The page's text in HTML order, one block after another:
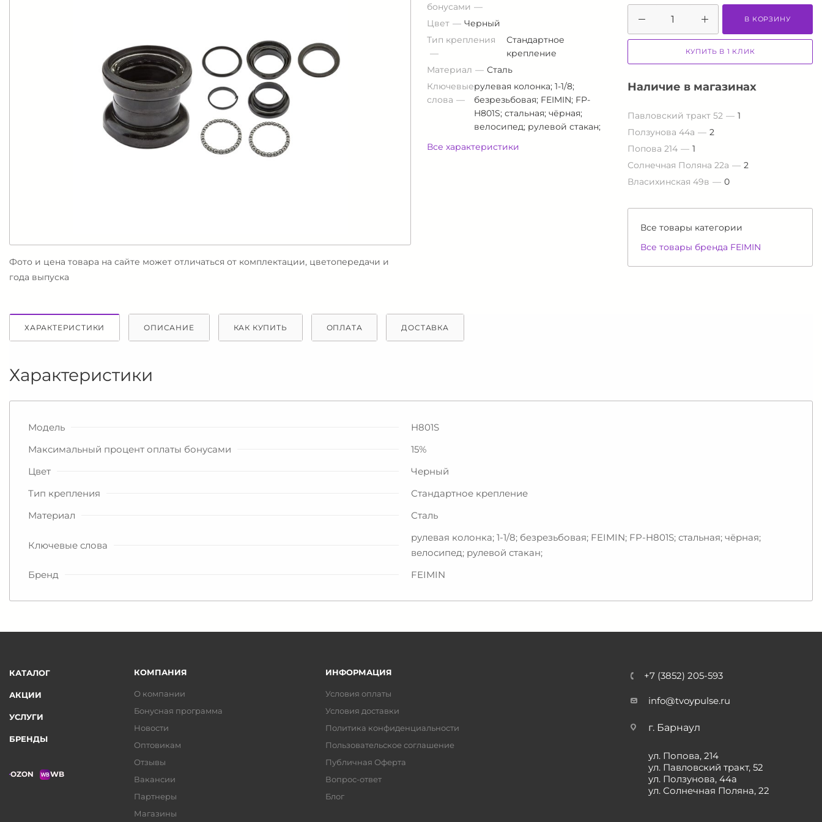
Фото и цена товара на сайте может отличаться от комплектации, цветопередачи и
года выпуска
бонусами
Цвет
Черный
Тип крепления
Стандартное
крепление
Материал
Сталь
Ключевые
слова
рулевая колонка; 1-1/8;
безрезьбовая; FEIMIN; FP-
H801S; стальная; чёрная;
велосипед; рулевой стакан;
Все характеристики
В КОРЗИНУ
КУПИТЬ В 1 КЛИК
Наличие в магазинах
Павловский тракт 52
1
Ползунова 44а
2
Попова 214
1
Солнечная Поляна 22а
2
Власихинская 49в
0
Все товары категории
Все товары бренда FEIMIN
ХАРАКТЕРИСТИКИ ОПИСАНИЕ КАК КУПИТЬ ОПЛАТА ДОСТАВКА
Характеристики
Модель
H801S
Максимальный процент оплаты бонусами
15%
Цвет
Черный
Тип крепления
Стандартное крепление
Материал
Сталь
Ключевые слова
рулевая колонка; 1-1/8; безрезьбовая; FEIMIN; FP-H801S; стальная; чёрная;
велосипед; рулевой стакан;
Бренд
FEIMIN
КАТАЛОГ
АКЦИИ
УСЛУГИ
БРЕНДЫ
OZON WB
КОМПАНИЯ
О компании
Бонусная программа
Новости
Оптовикам
Отзывы
Вакансии
Партнеры
Магазины
ИНФОРМАЦИЯ
Условия оплаты
Условия доставки
Политика конфиденциальности
Пользовательское соглашение
Публичная Оферта
Вопрос-ответ
Блог
+7 (3852) 205-593
info@tvoypulse.ru
г. Барнаул
ул. Попова, 214
ул. Павловский тракт, 52
ул. Ползунова, 44а
ул. Солнечная Поляна, 22